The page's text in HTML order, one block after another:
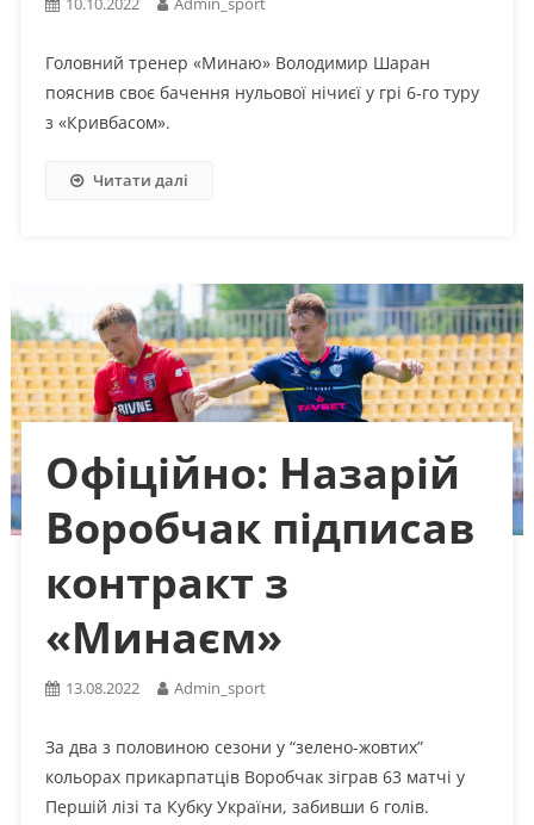
Головний тренер «Минаю» Володимир Шаран
пояснив своє бачення нульової нічиєї у грі 6-го туру
з «Кривбасом».
Читати далі
Офіційно: Назарій
Воробчак підписав
контракт з
«Минаєм»
13.08.2022 Admin_sport
За два з половиною сезони у “зелено-жовтих”
кольорах прикарпатців Воробчак зіграв 63 матчі у
Першій лізі та Кубку України, забивши 6 голів.